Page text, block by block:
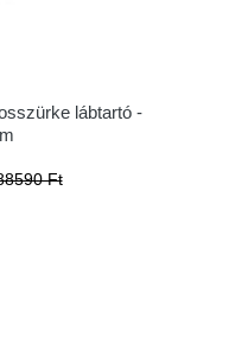
lábtartó -
Ft